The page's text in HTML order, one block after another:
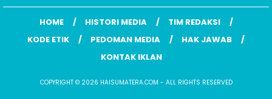
HOME HISTORI MEDIA
TIM REDAKSI
KODE ETIK
PEDOMAN MEDIA
HAK JAWAB
KONTAK IKLAN
COPYRIGHT © 2026 HAISUMATERA.COM - ALL RIGHTS RESERVED